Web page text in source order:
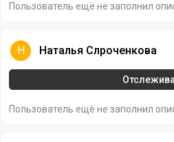
Пользователь ещё не заполнил
Наталья Слроченкова
Н Наталья Слроченкова
Пользователь ещё не заполнил